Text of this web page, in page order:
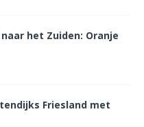
het Zuiden: Oranje
Friesland met